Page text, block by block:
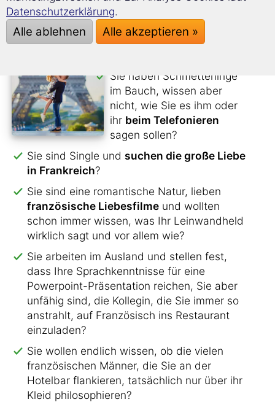
Sie haben
jemanden aus Frankreich
kennengelernt
und wollen
Sie haben Schmetterlinge
im Bauch, wissen aber
nicht, wie Sie es ihm oder
ihr beim Telefonieren
sagen sollen?
Sie sind Single und suchen die große Liebe
in Frankreich?
Sie sind eine romantische Natur, lieben
französische Liebesfilme und wollten
schon immer wissen, was Ihr Leinwandheld
wirklich sagt und vor allem wie?
Sie arbeiten im Ausland und stellen fest,
dass Ihre Sprachkenntnisse für eine
Powerpoint-Präsentation reichen, Sie aber
unfähig sind, die Kollegin, die Sie immer so
anstrahlt, auf Französisch ins Restaurant
einzuladen?
Sie wollen endlich wissen, ob die vielen
französischen Männer, die Sie an der
Hotelbar flankieren, tatsächlich nur über ihr
Kleid philosophieren?
Datenschutzerklärung.
Alle ablehnen Alle akzeptieren »